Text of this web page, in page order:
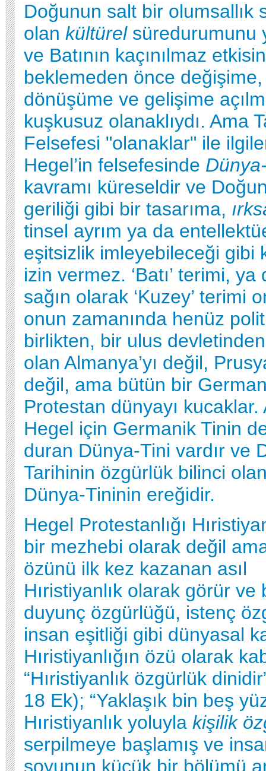
Doğunun salt bir olumsallık
olan kültürel süredurumunu
ve Batının kaçınılmaz
beklemeden önce değişime,
dönüşüme ve gelişime
kuşkusuz olanaklıydı. Ama
Felsefesi "olanaklar" ile
Hegel’in felsefesinde
kavramı küreseldir ve
geriliği gibi bir tasarıma,
tinsel ayrım ya da
eşitsizlik imleyebileceği gibi
izin vermez. ‘Batı’ terimi,
sağın olarak ‘Kuzey’ terimi
onun zamanında henüz
birlikten, bir ulus
olan Almanya’yı değil,
değil, ama bütün bir
Protestan dünyayı kucaklar.
Hegel için Germanik Tinin
duran Dünya-Tini vardır ve
Tarihinin özgürlük bilinci
Dünya-Tininin ereğidir.
Hegel Protestanlığı
bir mezhebi olarak değil
özünü ilk kez kazanan asıl
Hıristiyanlık olarak görür ve
duyunç özgürlüğü, istenç
insan eşitliği gibi dünyasal
Hıristiyanlığın özü olarak
“Hıristiyanlık özgürlük
18 Ek); “Yaklaşık bin beş
Hıristiyanlık yoluyla kişilik
serpilmeye başlamış ve
soyunun küçük bir bölümü